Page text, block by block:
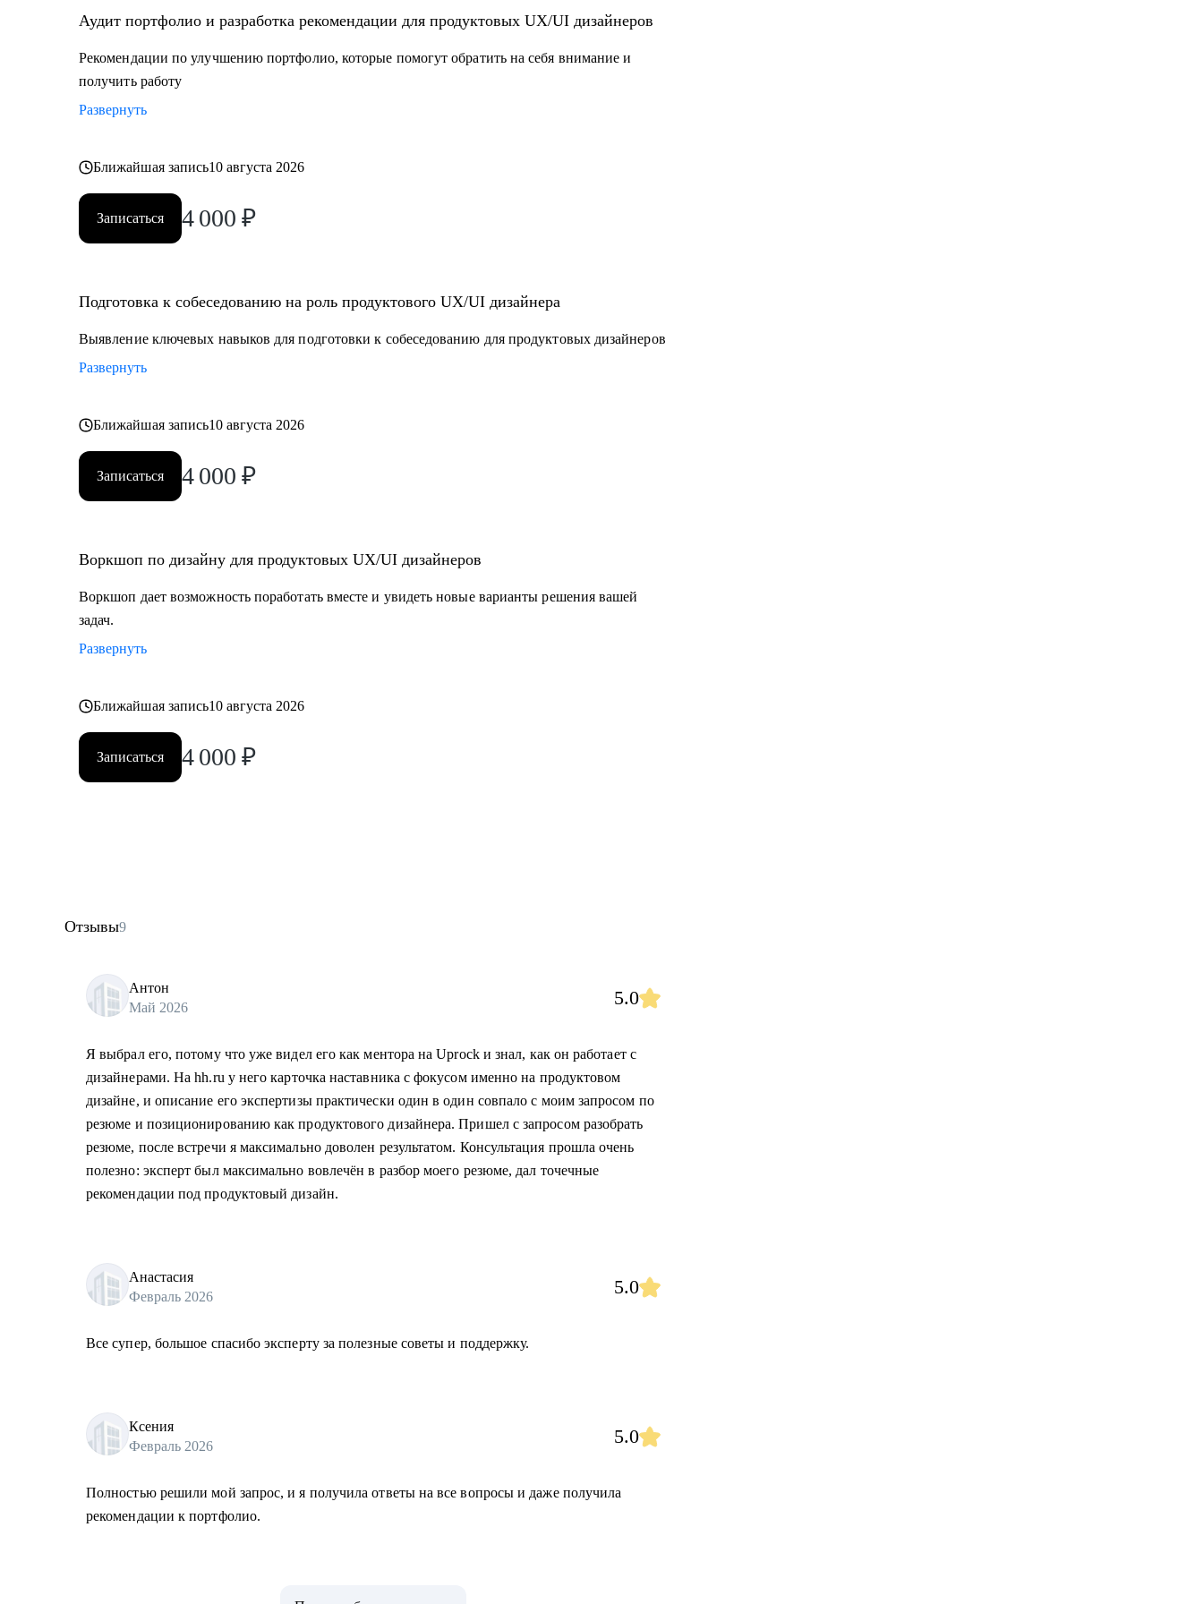
Аудит портфолио и разработка рекомендации для продуктовых UX/UI дизайнеров
Рекомендации по улучшению портфолио, которые помогут обратить на себя внимание и
получить работу
Развернуть
Ближайшая запись10 августа 2026
Записаться 4 000 ₽
Подготовка к собеседованию на роль продуктового UX/UI дизайнера
Выявление ключевых навыков для подготовки к собеседованию для продуктовых дизайнеров
Развернуть
Ближайшая запись10 августа 2026
Записаться 4 000 ₽
Воркшоп по дизайну для продуктовых UX/UI дизайнеров
Воркшоп дает возможность поработать вместе и увидеть новые варианты решения вашей
задач.
Развернуть
Ближайшая запись10 августа 2026
Записаться 4 000 ₽
Отзывы9
Антон
Май 2026
5.0
Я выбрал его, потому что уже видел его как ментора на Uprock и знал, как он работает с
дизайнерами. На hh.ru у него карточка наставника с фокусом именно на продуктовом
дизайне, и описание его экспертизы практически один в один совпало с моим запросом по
резюме и позиционированию как продуктового дизайнера. Пришел с запросом разобрать
резюме, после встречи я максимально доволен результатом. Консультация прошла очень
полезно: эксперт был максимально вовлечён в разбор моего резюме, дал точечные
рекомендации под продуктовый дизайн.
Анастасия
Февраль 2026
5.0
Все супер, большое спасибо эксперту за полезные советы и поддержку.
Ксения
Февраль 2026
5.0
Полностью решили мой запрос, и я получила ответы на все вопросы и даже получила
рекомендации к портфолио.